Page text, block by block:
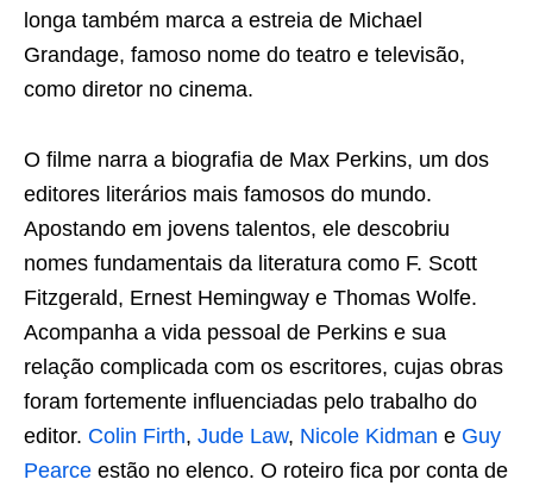
longa também marca a estreia de Michael
Grandage, famoso nome do teatro e televisão,
como diretor no cinema.
O filme narra a biografia de Max Perkins, um dos
editores literários mais famosos do mundo.
Apostando em jovens talentos, ele descobriu
nomes fundamentais da literatura como F. Scott
Fitzgerald, Ernest Hemingway e Thomas Wolfe.
Acompanha a vida pessoal de Perkins e sua
relação complicada com os escritores, cujas obras
foram fortemente influenciadas pelo trabalho do
editor. Colin Firth, Jude Law, Nicole Kidman e Guy
Pearce estão no elenco. O roteiro fica por conta de